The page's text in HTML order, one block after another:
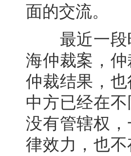
面的交流。
最近一段时
海仲裁案，
仲裁结果，
中方已经在
没有管辖权
律效力，也